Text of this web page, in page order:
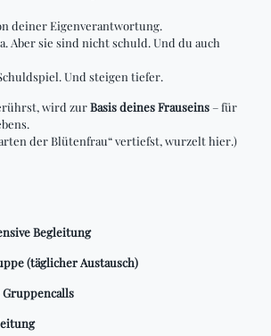
deiner Eigenverantwortung.
Aber sie sind nicht schuld. Und du auch
Und steigen tiefer.
wird zurBasis deines Frauseins– für
der Blütenfrau“ vertiefst, wurzelt hier.)
Begleitung
(täglicher Austausch)